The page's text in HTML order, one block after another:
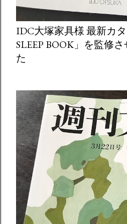
IDC大塚家具様 最新カ
SLEEP BOOK」を監修
た